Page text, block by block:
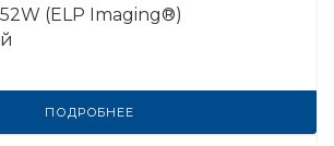
(ELP Imaging®)
ПОДРОБНЕЕ